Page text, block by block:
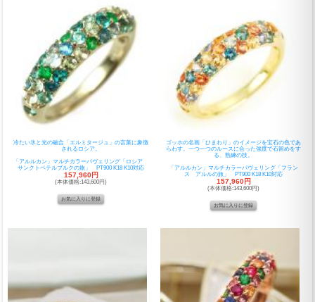
冷たい氷と光の融合「エルミタージュ」の言葉に象徴
されるロシア。
「アルルカン」マルチカラーパヴェリング「ロシア
サンクトペテルブルクの旅」 PT900 K18 K10対応
157,960円
(本体価格:143,600円)
ゴッホの名画「ひまわり」のイメージを宝石の色であ
らわす。一つ一つのルースに合った強度で石留めをす
る、熟練の技。
「アルルカン」マルチカラーパヴェリング「フラン
ス アルルの旅」 PT900 K18 K10対応
157,960円
(本体価格:143,600円)